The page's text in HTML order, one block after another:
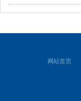
网站首页